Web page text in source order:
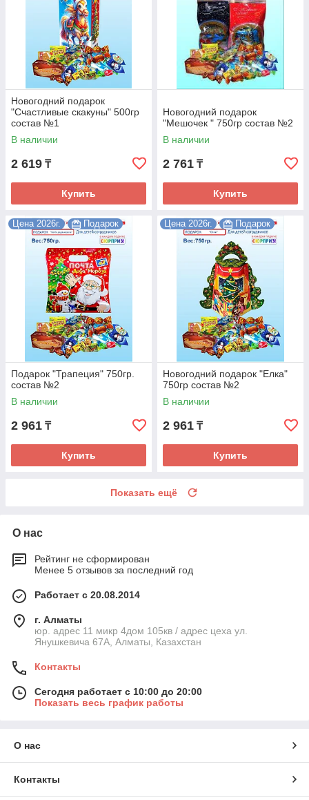
Новогодний подарок
"Счастливые скакуны" 500гр
состав №1
В наличии
2 619 ₸
Купить
Новогодний подарок
"Мешочек " 750гр состав №2
В наличии
2 761 ₸
Купить
Цена 2026г. Подарок
Подарок "Трапеция" 750гр.
состав №2
В наличии
2 961 ₸
Купить
Цена 2026г. Подарок
Новогодний подарок "Елка"
750гр состав №2
В наличии
2 961 ₸
Купить
Показать ещё
О нас
Рейтинг не сформирован
Менее 5 отзывов за последний год
Работает с 20.08.2014
г. Алматы
юр. адрес 11 микр 4дом 105кв / адрес цеха ул.
Янушкевича 67А, Алматы, Казахстан
Контакты
Сегодня работает с 10:00 до 20:00
Показать весь график работы
О нас
Контакты